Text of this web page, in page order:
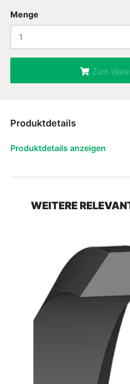
Menge
Zum
Produktdetails
Produktdetails anzeigen
WEITERE